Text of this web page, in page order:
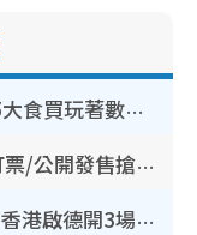
【8月生日優惠2026】全港85大食買玩著數攻略 自助餐/火鍋放題同行免費＋誠品/DONKI送現金券
人夫集團｜Klook套票/優先訂票/公開發售搶飛攻略！附票價.購票連結.場地座位表
BIGBANG演唱會2026｜11月香港啟德開3場！實名制VIP申請、優先購票攻略